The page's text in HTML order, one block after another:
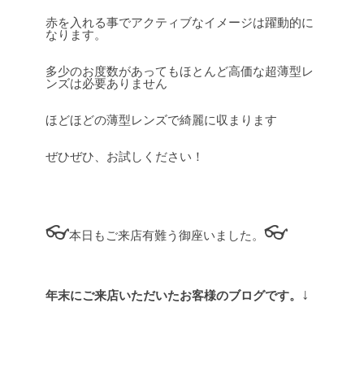
赤を入れる事でアクティブなイメージは躍動的に
なります。
多少のお度数があってもほとんど高価な超薄型レ
ンズは必要ありません
ほどほどの薄型レンズで綺麗に収まります
ぜひぜひ、お試しください！
👓本日もご来店有難う御座いました。 👓
年末にご来店いただいたお客様のブログです。 ↓